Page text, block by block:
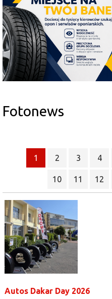
Fotonews
1 2 3 4
10 11 12
Autos Dakar Day 2026